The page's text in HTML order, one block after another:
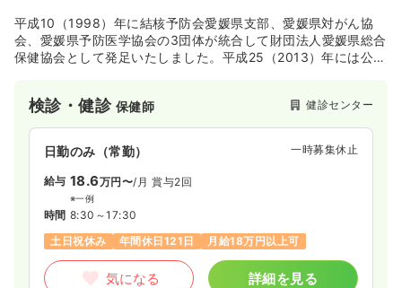
平成10（1998）年に結核予防会愛媛県支部、愛媛県対がん協
会、愛媛県予防医学協会の3団体が統合して財団法人愛媛県総合
保健協会として発足いたしました。平成25（2013）年には公益
健診、人間ドッグ等を扱っています。
検診・健診 保健師 健診センター
日勤のみ（常勤） 一時募集休止
給与 18.6万円〜/月 賞与2回
※一例
時間 8:30～17:30
土日祝休み
年間休日121日 月給18万円以上可
気になる 詳細を見る